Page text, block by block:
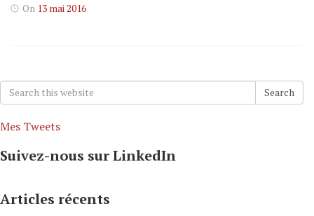
On 13 mai 2016
Search
for:
Search
Mes Tweets
Suivez-nous sur LinkedIn
Articles récents